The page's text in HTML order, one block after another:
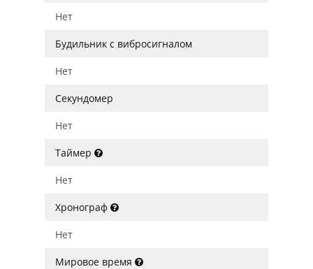
Нет
Будильник с вибросигналом
Нет
Секундомер
Нет
Таймер
Нет
Хронограф
Нет
Мировое время